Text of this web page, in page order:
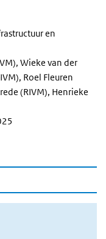
en
Wieke van der
Roel Fleuren
(RIVM), Henrieke